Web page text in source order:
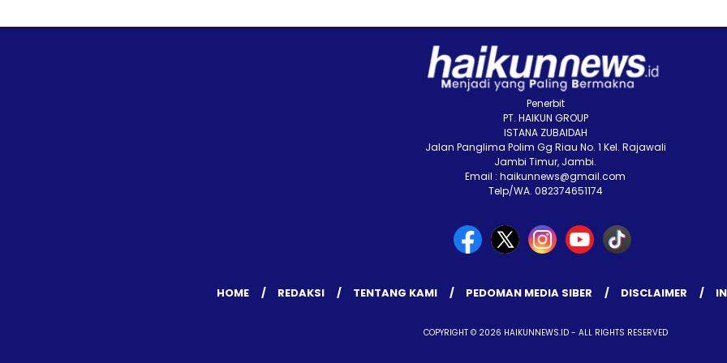
Penerbit
PT. HAIKUN GROUP
ISTANA ZUBAIDAH
Jalan Panglima Polim Gg Riau No. 1 Kel. Rajawali
Jambi Timur, Jambi.
Email : haikunnews@gmail.com
Telp/WA. 082374651174
HOME REDAKSI TENTANG KAMI PEDOMAN MEDIA SIBER DISCLAIMER
COPYRIGHT © 2026 HAIKUNNEWS.ID - ALL RIGHTS RESERVED